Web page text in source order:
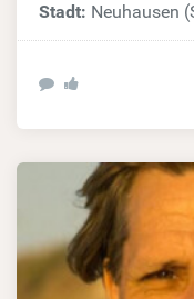
Stadt: Neuhausen